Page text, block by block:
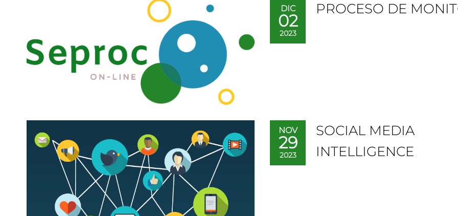
DIC
02
2023
PROCESO DE
NOV
29
2023
SOCIAL MEDIA
INTELLIGENCE